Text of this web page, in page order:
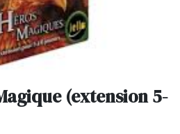
(extension 5-